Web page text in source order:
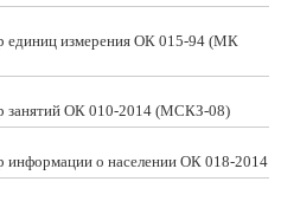
единиц измерения ОК 015-94 (МК
занятий ОК 010-2014 (МСКЗ-08)
информации о населении ОК 018-2014